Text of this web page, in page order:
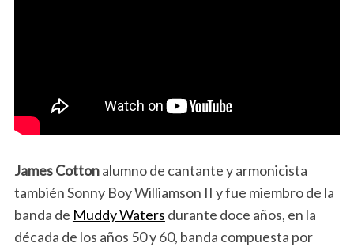
James Cottonalumno de cantante y armonicista
también Sonny Boy Williamson II y fue miembro de la
banda de Muddy Waters durante doce años, en la
década de los años 50 y 60, banda compuesta por